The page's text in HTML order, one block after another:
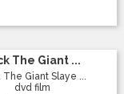
The Giant ...
The Giant Slaye ...
dvd film